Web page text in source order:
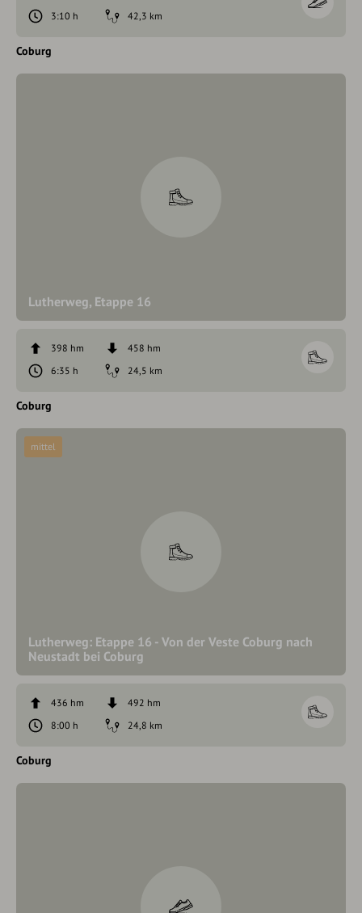
3:10 h
42,3 km
Coburg
Lutherweg, Etappe 16
398 hm
458 hm
6:35 h
24,5 km
Coburg
Lutherweg: Etappe 16 - Von der Veste Coburg nach
Neustadt bei Coburg
mittel
436 hm
492 hm
8:00 h
24,8 km
Coburg